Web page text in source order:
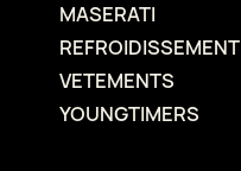
MASERATI
REFROIDISSEMENT
VETEMENTS
YOUNGTIMERS